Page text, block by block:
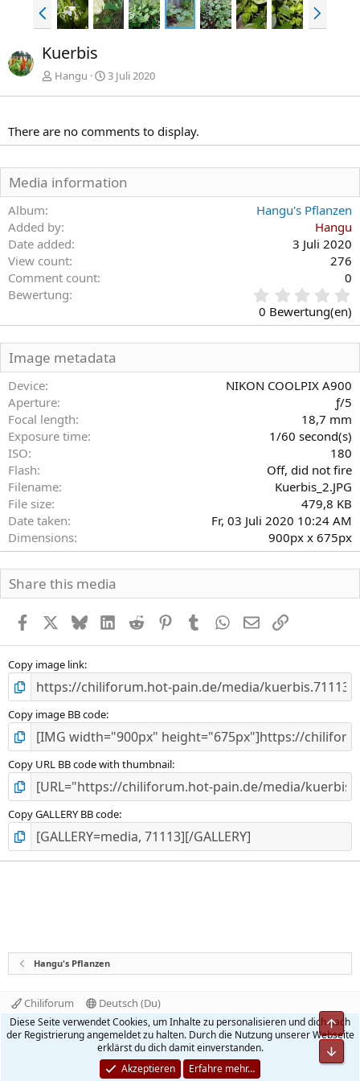
V
o
h
e
e
N
ä
Kuerbis
Hangu 3 Juli 2020
There are no comments to display.
Media information
Album
Hangu's Pflanzen
Added by
Hangu
Date added
3 Juli 2020
View count
276
Comment count
0
Bewertung
0
0
t
0 Bewertung(en)
Image metadata
Device
NIKON COOLPIX A900
Aperture
ƒ/5
Focal length
18,7 mm
Exposure time
1/60 second(s)
ISO
180
Flash
Off, did not fire
Filename
Kuerbis_2.JPG
File size
479,8 KB
Date taken
Fr, 03 Juli 2020 10:24 AM
Dimensions
900px x 675px
Share this media
Facebook BlueskyLinkedInReddit PinterestTumblr WhatsApp
E-MailLink
Copy image link
Copy image BB code
Copy URL BB code with thumbnail
Copy GALLERY BB code
Hangu's Pflanzen
Chiliforum
Deutsch (Du)
Kontakt
Nutzungsbedingungen
Datenschutz
Hilfe und Impressum
Start
R
S
Community platform by XenForo® © 2010-2026 XenForo Ltd.
Quality Add-Ons made withbyWMTech.
Diese Seite verwendet Cookies, um Inhalte zu personalisieren und dich nach
der Registrierung angemeldet zu halten. Durch die Nutzung unserer Webseite
erklärst du dich damit einverstanden.
Akzeptieren
Erfahre mehr…